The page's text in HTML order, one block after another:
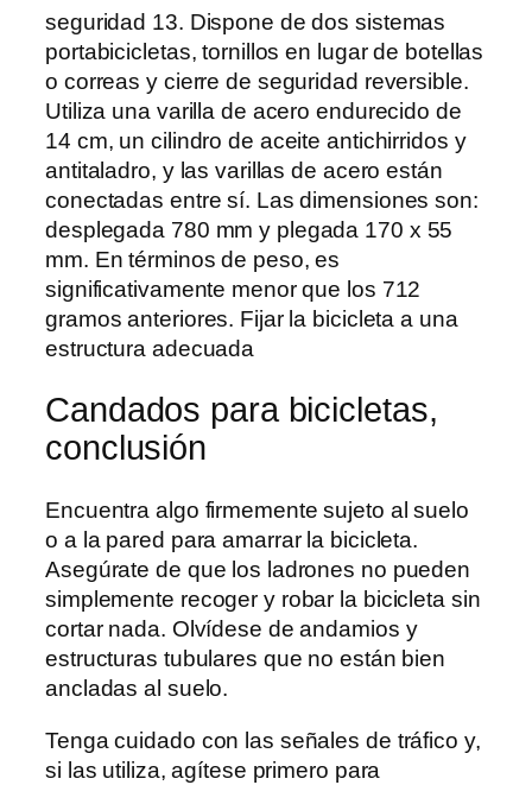
seguridad 13. Dispone de dos sistemas
portabicicletas, tornillos en lugar de botellas
o correas y cierre de seguridad reversible.
Utiliza una varilla de acero endurecido de
14 cm, un cilindro de aceite antichirridos y
antitaladro, y las varillas de acero están
conectadas entre sí. Las dimensiones son:
desplegada 780 mm y plegada 170 x 55
mm. En términos de peso, es
significativamente menor que los 712
gramos anteriores. Fijar la bicicleta a una
estructura adecuada
Candados para bicicletas,
conclusión
Encuentra algo firmemente sujeto al suelo
o a la pared para amarrar la bicicleta.
Asegúrate de que los ladrones no pueden
simplemente recoger y robar la bicicleta sin
cortar nada. Olvídese de andamios y
estructuras tubulares que no están bien
ancladas al suelo.
Tenga cuidado con las señales de tráfico y,
si las utiliza, agítese primero para